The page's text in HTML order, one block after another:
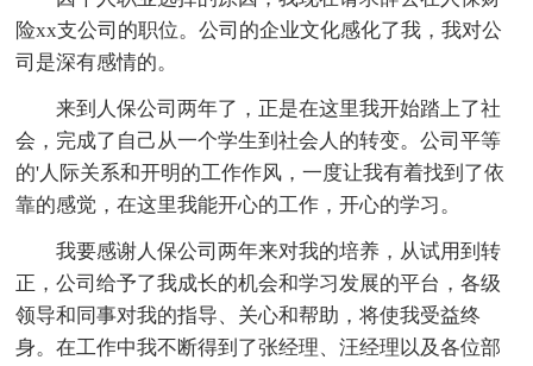
险xx支公司的职位。公司的企业文化感化了我，我对公
司是深有感情的。
来到人保公司两年了，正是在这里我开始踏上了社
会，完成了自己从一个学生到社会人的转变。公司平等
的'人际关系和开明的工作作风，一度让我有着找到了依
靠的感觉，在这里我能开心的工作，开心的学习。
我要感谢人保公司两年来对我的培养，从试用到转
正，公司给予了我成长的机会和学习发展的平台，各级
领导和同事对我的指导、关心和帮助，将使我受益终
身。在工作中我不断得到了张经理、汪经理以及各位部